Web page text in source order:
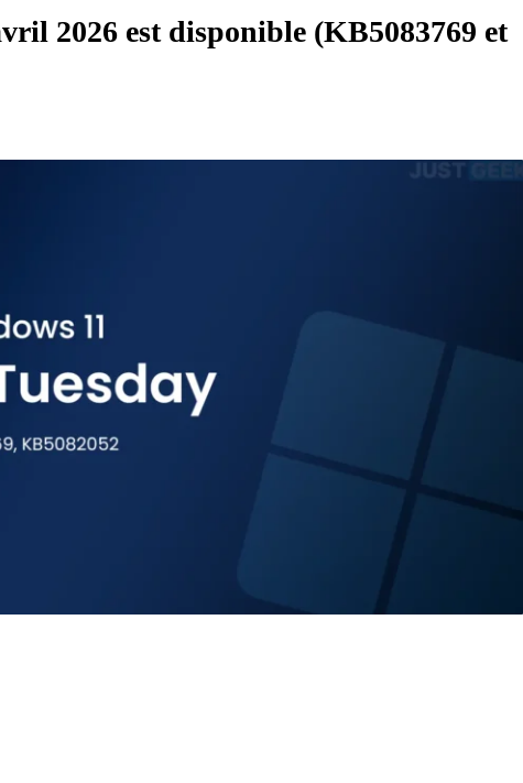
2026 est disponible (KB5083769 et